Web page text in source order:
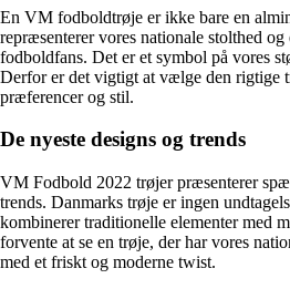
En VM fodboldtrøje er ikke bare en
repræsenterer vores nationale stolthed og
fodboldfans. Det er et symbol på vores
Derfor er det vigtigt at vælge den rigtige
præferencer og stil.
De nyeste designs og trends
VM Fodbold 2022 trøjer præsenterer
trends. Danmarks trøje er ingen
kombinerer traditionelle elementer med
forvente at se en trøje, der har vores
med et friskt og moderne twist.